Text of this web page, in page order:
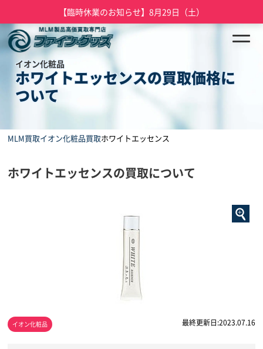
【臨時休業のお知らせ】8月29日（土）
イオン化粧品
ホワイトエッセンスの買取価格に
ついて
MLM買取イオン化粧品買取ホワイトエッセンス
ホワイトエッセンスの買取について
イオン化粧品 最終更新日:2023.07.16